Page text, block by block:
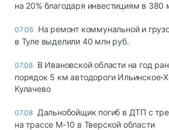
на 20% благодаря инвестициям в 380
07:06 На ремонт коммунальной и
в Туле выделили 40 млн руб.
07.08 В Ивановской области на год
порядок 5 км автодороги Ильинское-
Кулачево
07.08 Дальнобойщик погиб в ДТП с
на трассе М-10 в Тверской области